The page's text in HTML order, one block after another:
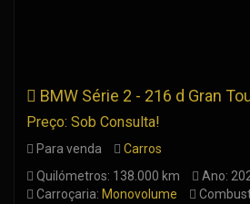
BMW Série 2 - 216 d Gran
Preço: Sob Consulta!
Para venda
Carros
Quilómetros: 138.000 km
Ano:
Carroçaria: Monovolume